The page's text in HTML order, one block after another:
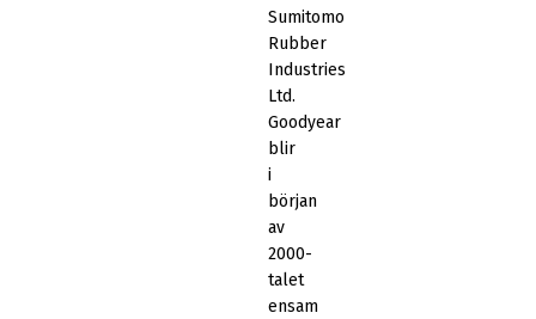
Sumitomo
Rubber
Industries
Ltd.
Goodyear
blir
i
början
av
2000-
talet
ensam